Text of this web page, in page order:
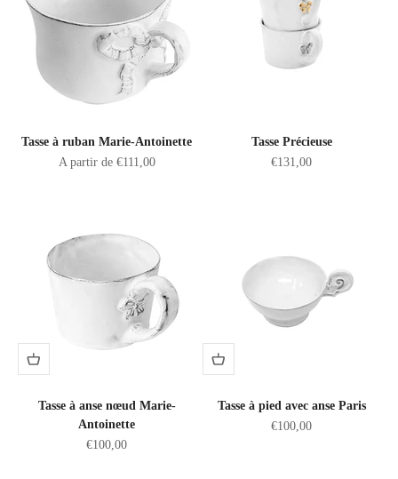
Tasse à ruban Marie-Antoinette
Prix de vente
A partir de €111,00
Tasse Précieuse
Prix de vente
€131,00
Tasse à anse nœud Marie-
Antoinette
Prix de vente
€100,00
Tasse à pied avec anse Paris
Prix de vente
€100,00